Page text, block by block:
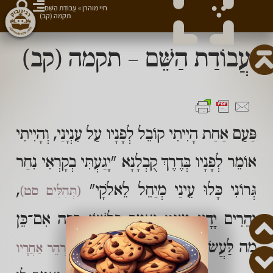
עֲבוֹדַת הַשֵּׁם – תקמה (קב)
פַּעַם אַחַת הָיִיתִי קוֹבֵל לְפָנָיו עַל עִנְיָנַי, וְהָיִיתִי
אוֹמֵר לְפָנָיו בְּדֶרֶךְ קֻבְלָנָא "יָגַעְתִּי בְקָרְאִי נִחַר
גְּרוֹנִי כָּלוּ עֵינַי מְיַחֵל לֵאלֹקָי" (תְּהִלִּים סט),
וְהֵרִים יָדָיו מְעַט וְאָמַר בְּלָשׁוֹן רַכָּה אִם־כֵּן
מַה לַּעֲשׂוֹת(כְּלוֹמַר כִּי בְּוַדַּאי אָסוּר לְהַרְהֵר אַחֲרָיו
חיי מוהרן» עֲבוֹדַת הַשֵּׁם –
תקמה (קב)